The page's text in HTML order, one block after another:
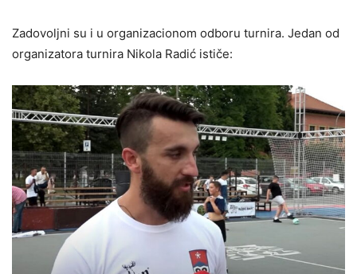
Zadovoljni su i u organizacionom odboru turnira. Jedan od
organizatora turnira Nikola Radić ističe: